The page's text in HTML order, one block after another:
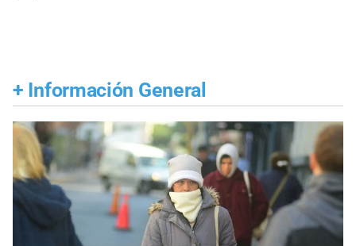
+ Información General